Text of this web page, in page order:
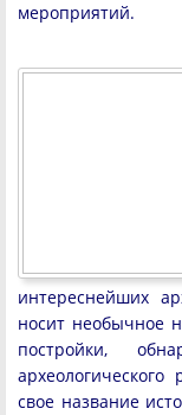
мероприятий.
интереснейших
носит необычное
постройки,
свое название